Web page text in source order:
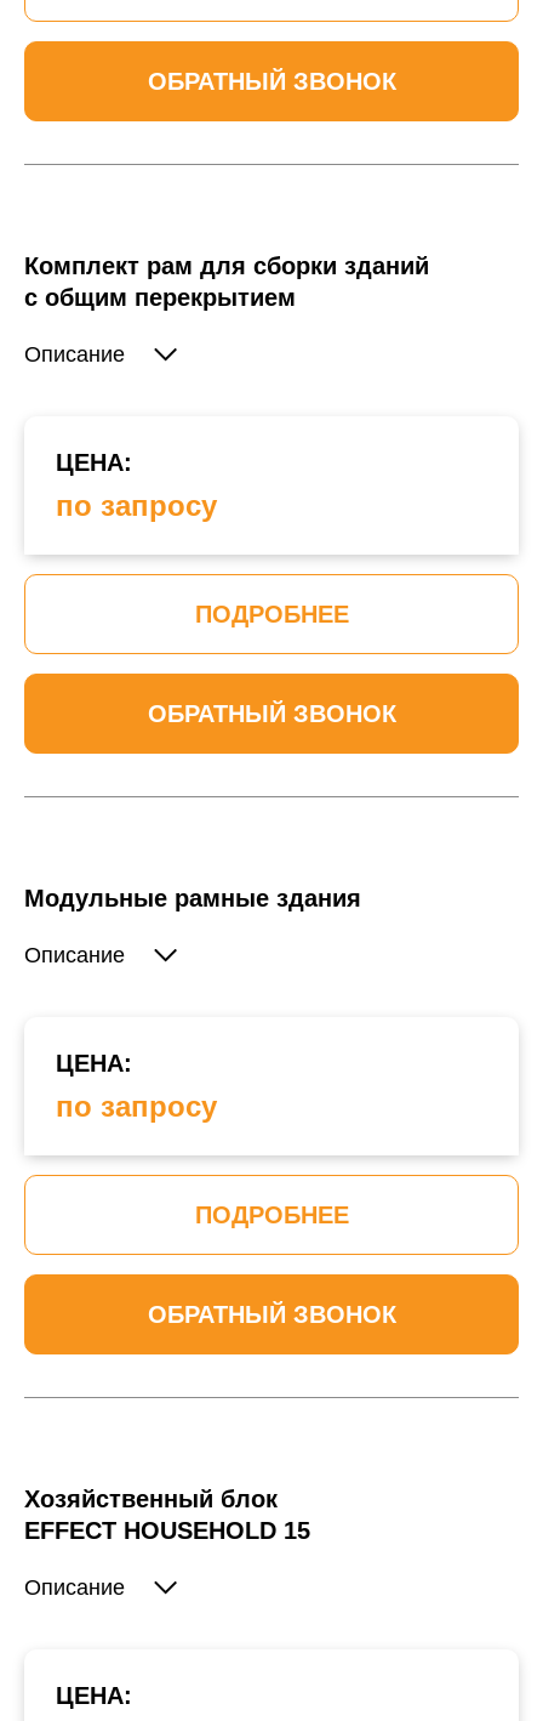
ОБРАТНЫЙ ЗВОНОК
Комплект рам для сборки зданий
с общим перекрытием
Описание
ЦЕНА:
по запросу
ПОДРОБНЕЕ
ОБРАТНЫЙ ЗВОНОК
Модульные рамные здания
Описание
ЦЕНА:
по запросу
ПОДРОБНЕЕ
ОБРАТНЫЙ ЗВОНОК
Хозяйственный блок
EFFECT HOUSEHOLD 15
Описание
ЦЕНА: